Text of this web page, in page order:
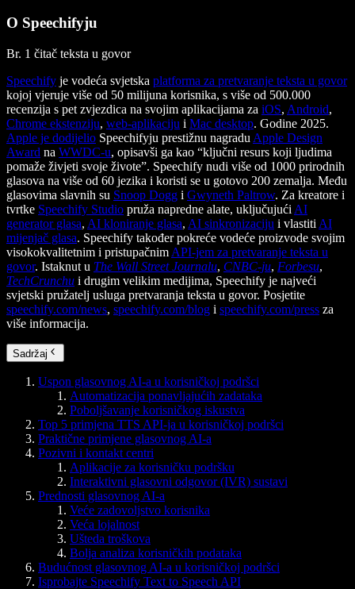
O Speechifyju
Br. 1 čitač teksta u govor
Speechify je vodeća svjetska platforma za pretvaranje teksta u govor
kojoj vjeruje više od 50 milijuna korisnika, s više od 500.000
recenzija s pet zvjezdica na svojim aplikacijama za iOS, Android,
Chrome ekstenziju, web-aplikaciju i Mac desktop. Godine 2025.
Apple je dodijelio Speechifyju prestižnu nagradu Apple Design
Award na WWDC-u, opisavši ga kao “ključni resurs koji ljudima
pomaže živjeti svoje živote”. Speechify nudi više od 1000 prirodnih
glasova na više od 60 jezika i koristi se u gotovo 200 zemalja. Među
glasovima slavnih su Snoop Dogg i Gwyneth Paltrow. Za kreatore i
tvrtke Speechify Studio pruža napredne alate, uključujući AI
generator glasa, AI kloniranje glasa, AI sinkronizaciju i vlastiti AI
mijenjač glasa. Speechify također pokreće vodeće proizvode svojim
visokokvalitetnim i pristupačnim API-jem za pretvaranje teksta u
govor. Istaknut u The Wall Street Journalu, CNBC-ju, Forbesu,
TechCrunchu i drugim velikim medijima, Speechify je najveći
svjetski pružatelj usluga pretvaranja teksta u govor. Posjetite
speechify.com/news, speechify.com/blog i speechify.com/press za
više informacija.
Sadržaj
Uspon glasovnog AI-a u korisničkoj podršci
Automatizacija ponavljajućih zadataka
Poboljšavanje korisničkog iskustva
Top 5 primjena TTS API-ja u korisničkoj podršci
Praktične primjene glasovnog AI-a
Pozivni i kontakt centri
Aplikacije za korisničku podršku
Interaktivni glasovni odgovor (IVR) sustavi
Prednosti glasovnog AI-a
Veće zadovoljstvo korisnika
Veća lojalnost
Ušteda troškova
Bolja analiza korisničkih podataka
Budućnost glasovnog AI-a u korisničkoj podršci
Isprobajte Speechify Text to Speech API